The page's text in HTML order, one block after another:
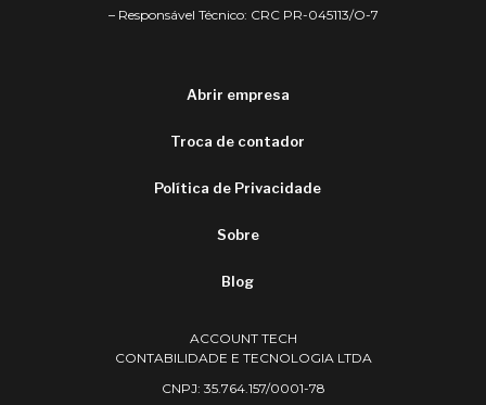
– Responsável Técnico: CRC PR-045113/O-7
Abrir empresa
Troca de contador
Política de Privacidade
Sobre
Blog
ACCOUNT TECH
CONTABILIDADE E TECNOLOGIA LTDA
CNPJ: 35.764.157/0001-78